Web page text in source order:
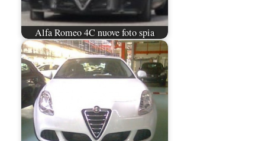
Alfa Romeo 4C nuove foto spia